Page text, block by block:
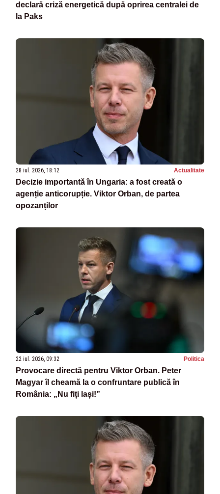
declară criză energetică după oprirea centralei de
la Paks
28 iul. 2026, 18:12 Actualitate
Decizie importantă în Ungaria: a fost creată o
agenție anticorupție. Viktor Orban, de partea
opozanților
22 iul. 2026, 09:32 Politica
Provocare directă pentru Viktor Orban. Peter
Magyar îl cheamă la o confruntare publică în
România: „Nu fiți lași!”